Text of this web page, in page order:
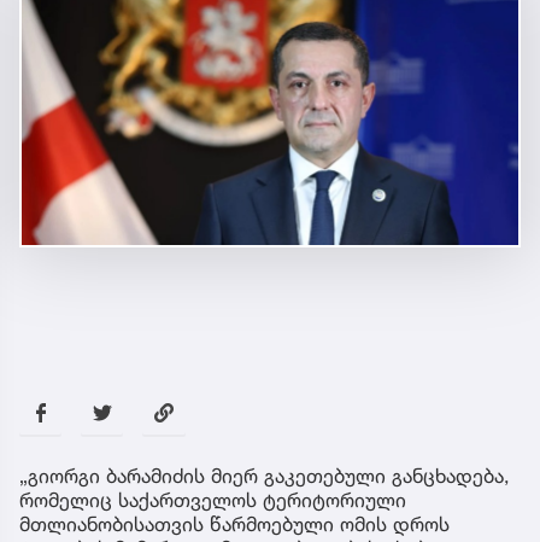
„გიორგი ბარამიძის მიერ გაკეთებული განცხადება,
რომელიც საქართველოს ტერიტორიული
მთლიანობისათვის წარმოებული ომის დროს